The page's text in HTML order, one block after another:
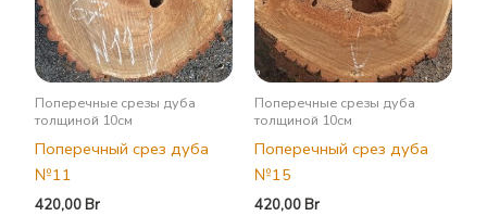
Поперечные срезы дуба
толщиной 10см
Поперечный срез дуба
№11
420,00Br
Поперечные срезы дуба
толщиной 10см
Поперечный срез дуба
№15
420,00Br